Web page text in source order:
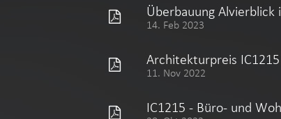
Überbauung Alvierblick
14. Feb 2023
Architekturpreis IC1215
11. Nov 2022
IC1215 - Büro- und